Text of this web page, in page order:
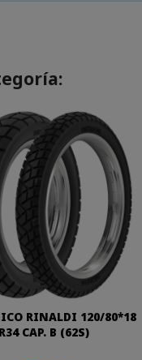
RINALDI 120/80*18
R34 CAP. B (62S)